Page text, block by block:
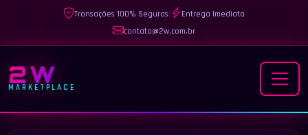
Transações 100% Seguras|
Entrega Imediata
contato@2w.com.br
2W
MARKETPLACE